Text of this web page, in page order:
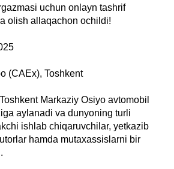
uchun onlayn tashrif
olish allaqachon ochildi!
(CAEx), Toshkent
Markaziy Osiyo avtomobil
aylanadi va dunyoning turli
ishlab chiqaruvchilar, yetkazib
hamda mutaxassislarni bir